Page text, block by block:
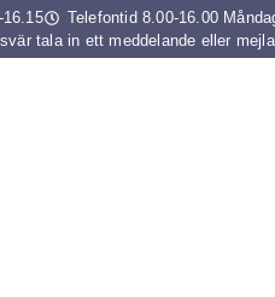
16.15
Telefontid 8.00-16.00
tala in ett meddelande eller